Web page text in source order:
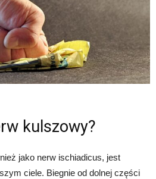
kulszowy?
jako nerw ischiadicus, jest
ciele. Biegnie od dolnej części